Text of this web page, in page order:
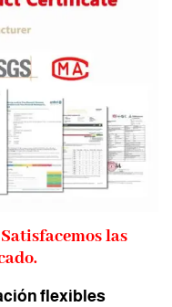
las
flexibles